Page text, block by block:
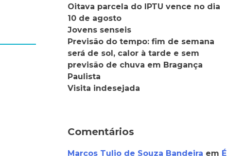
Oitava parcela do IPTU vence no dia
10 de agosto
Jovens senseis
Previsão do tempo: fim de semana
será de sol, calor à tarde e sem
previsão de chuva em Bragança
Paulista
Visita indesejada
Comentários
Marcos Tulio de Souza Bandeira em É